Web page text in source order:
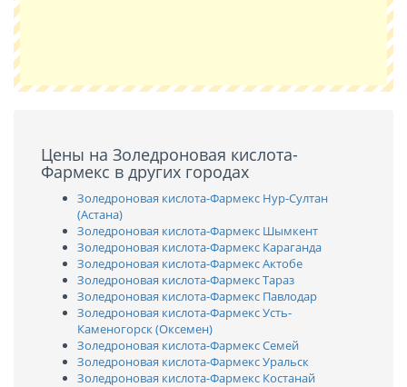
Цены на Золедроновая кислота-
Фармекс в других городах
Золедроновая кислота-Фармекс Нур-Султан
(Астана)
Золедроновая кислота-Фармекс Шымкент
Золедроновая кислота-Фармекс Караганда
Золедроновая кислота-Фармекс Актобе
Золедроновая кислота-Фармекс Тараз
Золедроновая кислота-Фармекс Павлодар
Золедроновая кислота-Фармекс Усть-
Каменогорск (Оксемен)
Золедроновая кислота-Фармекс Семей
Золедроновая кислота-Фармекс Уральск
Золедроновая кислота-Фармекс Костанай